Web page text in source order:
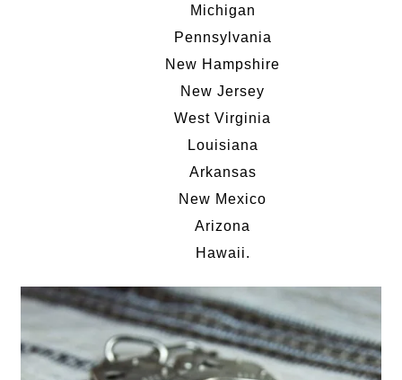
Michigan
Pennsylvania
New Hampshire
New Jersey
West Virginia
Louisiana
Arkansas
New Mexico
Arizona
Hawaii.